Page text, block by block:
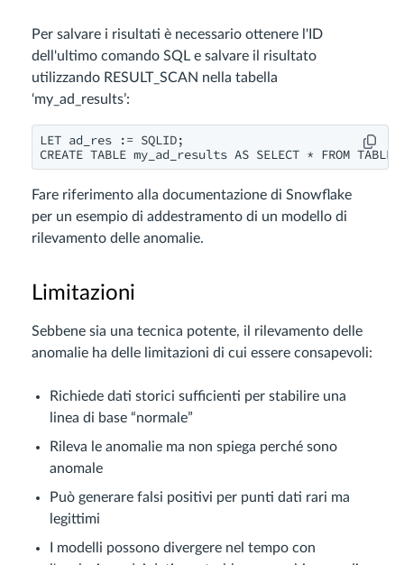
Per salvare i risultati è necessario ottenere l'ID
dell'ultimo comando SQL e salvare il risultato
utilizzando RESULT_SCAN nella tabella
‘my_ad_results’:
LET ad_res := SQLID;
CREATE TABLE my_ad_results AS SELECT * FROM
Fare riferimento alla documentazione di Snowflake
per un esempio di addestramento di un modello di
rilevamento delle anomalie.
Limitazioni
Sebbene sia una tecnica potente, il rilevamento delle
anomalie ha delle limitazioni di cui essere consapevoli:
Richiede dati storici sufficienti per stabilire una
linea di base “normale”
Rileva le anomalie ma non spiega perché sono
anomale
Può generare falsi positivi per punti dati rari ma
legittimi
I modelli possono divergere nel tempo con